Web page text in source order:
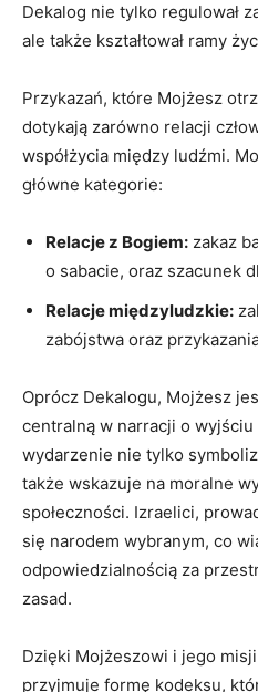
Dekalog nie tylko regulował
ale także kształtował ⁢ramy
Przykazań, które Mojżesz
⁣dotykają ‌zarówno relacji
współżycia między ludźmi.
główne kategorie:
Relacje z Bogiem: zakaz
o sabacie, oraz szacunek
Relacje ⁣międzyludzkie:
zabójstwa oraz
Oprócz Dekalogu,‌ Mojżesz
centralną w narracji o
wydarzenie nie tylko
także wskazuje na moralne
społeczności. Izraelici,‌
się ⁤narodem wybranym, co
odpowiedzialnością za
zasad.
Dzięki Mojżeszowi i jego
przyjmuje formę kodeksu,